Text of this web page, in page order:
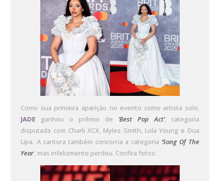
Como sua primeira aparição no evento como artista solo,
JADE ganhou o prêmio de ‘Best Pop Act’, categoria
disputada com Charli XCX, Myles Smith, Lola Young e Dua
Lipa. A cantora também concorria a categoria ‘Song Of The
Year’, mas infelizmente perdeu. Confira fotos: